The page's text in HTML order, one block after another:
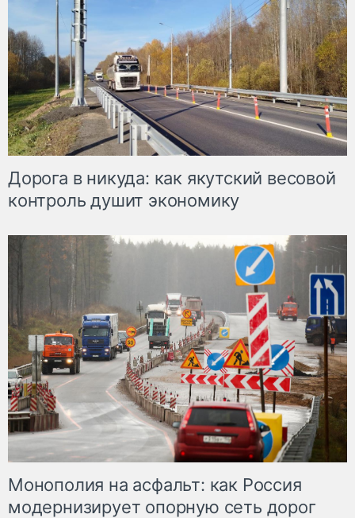
Дорога в никуда: как якутский весовой
контроль душит экономику
Монополия на асфальт: как Россия
модернизирует опорную сеть дорог